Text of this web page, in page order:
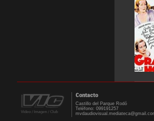
Contacto
Castillo del Parque Rodó
Teléfono: 099191257